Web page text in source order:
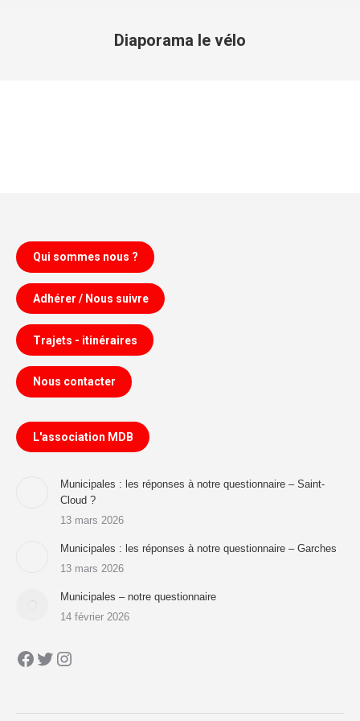
Diaporama le vélo
Qui sommes nous ?
Adhérer / Nous suivre
Trajets - itinéraires
Nous contacter
L'association MDB
Municipales : les réponses à notre questionnaire – Saint-
Cloud ?
13 mars 2026
Municipales : les réponses à notre questionnaire – Garches
13 mars 2026
Municipales – notre questionnaire
14 février 2026
Facebook
Twitter
Instagram